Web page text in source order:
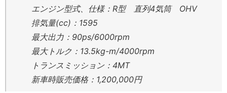
エンジン型式、仕様：R型 直列4気筒 OHV
排気量(cc)：1595
最大出力：90ps/6000rpm
最大トルク：13.5kg-m/4000rpm
トランスミッション：4MT
新車時販売価格：1,200,000円